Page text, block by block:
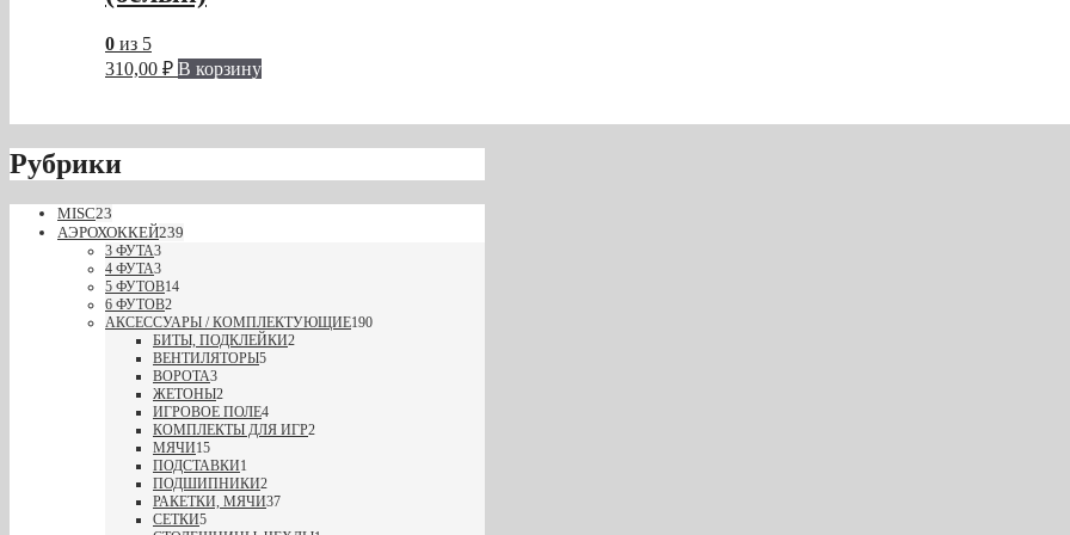
0 из 5
310,00 ₽ В корзину
Рубрики
MISC23
АЭРОХОККЕЙ239
3 ФУТА3
4 ФУТА3
5 ФУТОВ14
6 ФУТОВ2
АКСЕССУАРЫ / КОМПЛЕКТУЮЩИЕ190
БИТЫ, ПОДКЛЕЙКИ2
ВЕНТИЛЯТОРЫ5
ВОРОТА3
ЖЕТОНЫ2
ИГРОВОЕ ПОЛЕ4
КОМПЛЕКТЫ ДЛЯ ИГР2
МЯЧИ15
ПОДСТАВКИ1
ПОДШИПНИКИ2
РАКЕТКИ, МЯЧИ37
СЕТКИ5